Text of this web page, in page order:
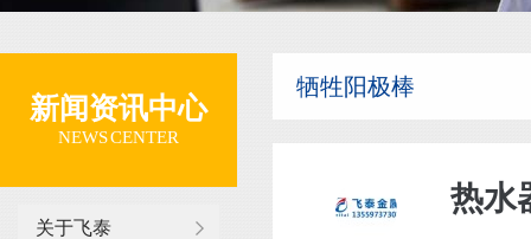
新闻资讯中心
NEWS CENTER
关于飞泰
牺牲阳极棒
热水